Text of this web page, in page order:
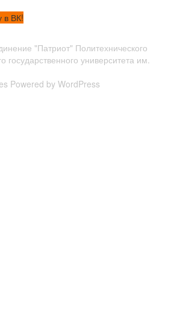
в ВК!
"Патриот" Политехнического
государственного университета им.
Powered by WordPress